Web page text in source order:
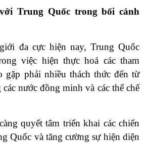
Trung Quốc trong bối cảnh
đa cực hiện nay, Trung Quốc
việc hiện thực hoá các tham
gặp phải nhiều thách thức đến từ
nước đồng minh và các thể chế
quyết tâm triển khai các chiến
Quốc và tăng cường sự hiện diện